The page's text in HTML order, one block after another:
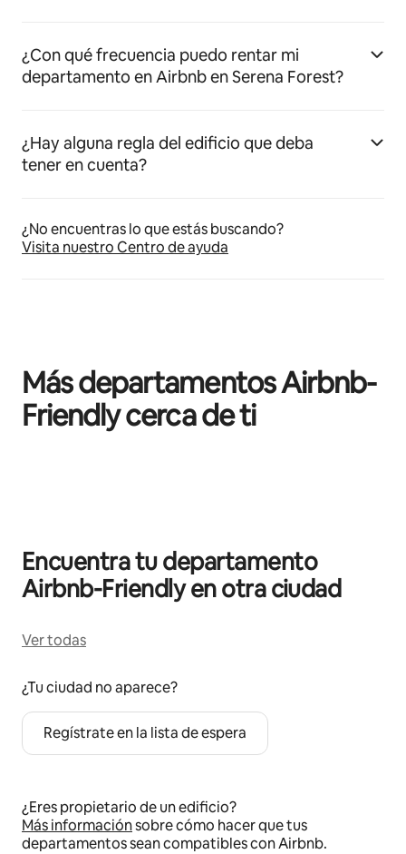
¿Con qué frecuencia puedo rentar mi
departamento en Airbnb en Serena Forest?
¿Hay alguna regla del edificio que deba
tener en cuenta?
¿No encuentras lo que estás buscando?
Visita nuestro Centro de ayuda
Más departamentos Airbnb-
Friendly cerca de ti
Encuentra tu departamento
Airbnb-Friendly en otra ciudad
Ver todas
¿Tu ciudad no aparece?
Regístrate en la lista de espera
¿Eres propietario de un edificio?
Más informaciónsobre cómo hacer que tus
departamentos sean compatibles con Airbnb.